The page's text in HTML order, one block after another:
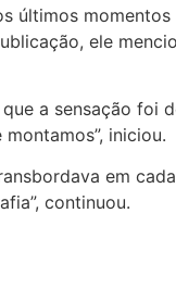
últimos
ele
a sensação foi
iniciou.
em
continuou.